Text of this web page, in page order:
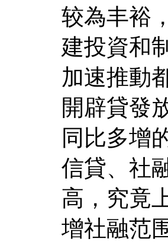
较為丰裕
建投資和
加速推動
開辟貸發
同比多增
信貸、社
高，究竟
增社融范